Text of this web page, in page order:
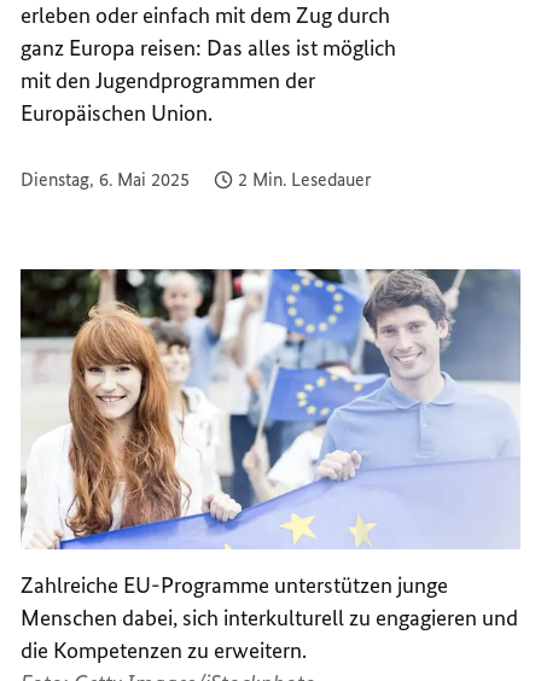
erleben oder einfach mit dem Zug durch
ganz Europa reisen: Das alles ist möglich
mit den Jugendprogrammen der
Europäischen Union.
Dienstag, 6. Mai 2025 2 Min. Lesedauer
Zahlreiche EU-Programme unterstützen junge
Menschen dabei, sich interkulturell zu engagieren und
die Kompetenzen zu erweitern.